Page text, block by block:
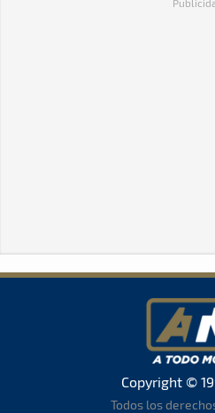
Copyright ©
Todos los